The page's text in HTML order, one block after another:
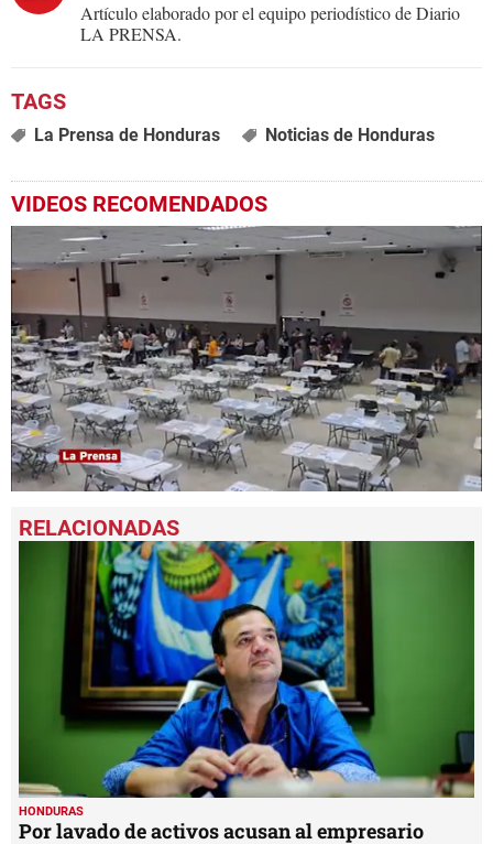
Artículo elaborado por el equipo periodístico de Diario
LA PRENSA.
La Prensa de Honduras Noticias de Honduras
VIDEOS RECOMENDADOS
seconds
of
HONDURAS
Por lavado de activos acusan al empresario